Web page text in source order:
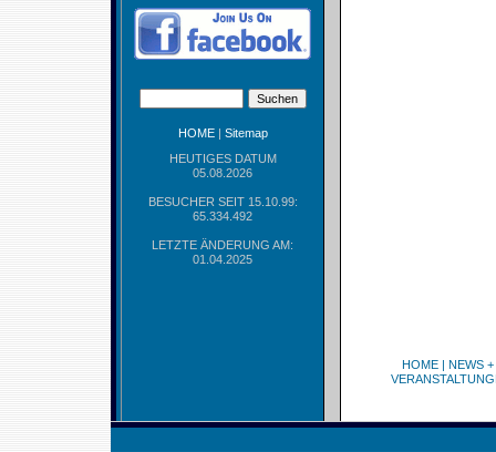
HOME| Sitemap
HEUTIGES DATUM
05.08.2026
BESUCHER SEIT 15.10.99:
65.334.492
LETZTE ÄNDERUNG AM:
01.04.2025
HOME| NEWS